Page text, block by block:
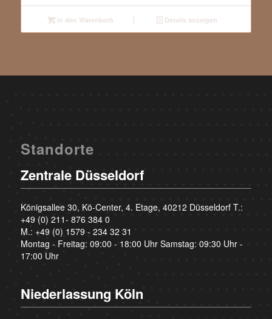
In den Warenkorb Details anzeigen
Standorte
Zentrale Düsseldorf
Königsallee 30, Kö-Center, 4. Etage, 40212 Düsseldorf T.:
+49 (0) 211- 876 384 0
M.: +49 (0) 1579 - 234 32 31
Montag - Freitag: 09:00 - 18:00 Uhr Samstag: 09:30 Uhr -
17:00 Uhr
Niederlassung Köln